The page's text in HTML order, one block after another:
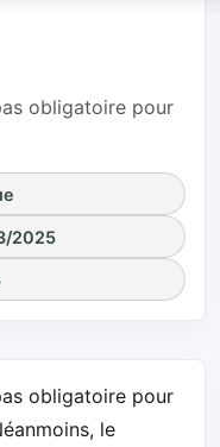
obligatoire pour
2025
obligatoire pour
le